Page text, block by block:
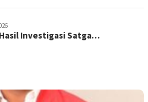
Investigasi Satga…